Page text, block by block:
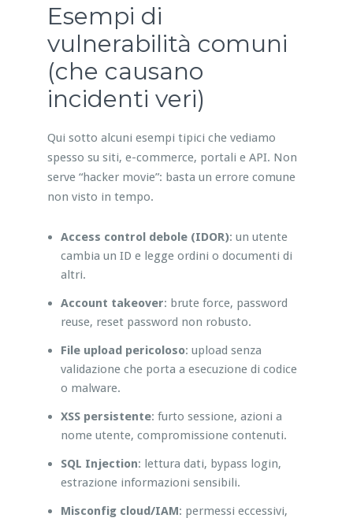
Esempi di
vulnerabilità comuni
(che causano
incidenti veri)
Qui sotto alcuni esempi tipici che vediamo
spesso su siti, e-commerce, portali e API. Non
serve “hacker movie”: basta un errore comune
non visto in tempo.
Access control debole (IDOR): un utente
cambia un ID e legge ordini o documenti di
altri.
Account takeover: brute force, password
reuse, reset password non robusto.
File upload pericoloso: upload senza
validazione che porta a esecuzione di codice
o malware.
XSS persistente: furto sessione, azioni a
nome utente, compromissione contenuti.
SQL Injection: lettura dati, bypass login,
estrazione informazioni sensibili.
Misconfig cloud/IAM: permessi eccessivi,